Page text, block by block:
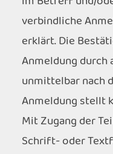
verbindliche
erklärt. Die
Anmeldung
unmittelbar nach
Anmeldung stellt
Mit Zugang der
Schrift- oder